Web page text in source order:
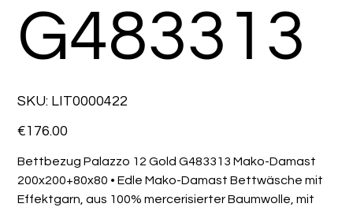
G483313
SKU: SKU
LIT0000422
LIT0000422
Price
€176.00
Bettbezug Palazzo 12 Gold G483313 Mako-Damast
200x200+80x80 • Edle Mako-Damast Bettwäsche mit
Effektgarn, aus 100% mercerisierter Baumwolle, mit